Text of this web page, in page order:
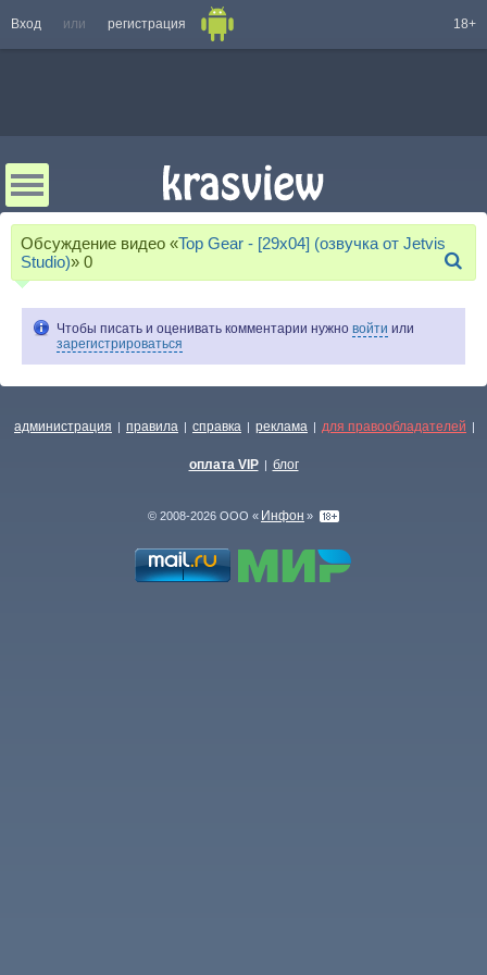
Вход или регистрация 18+
Обсуждение видео «Top Gear - [29x04] (озвучка от Jetvis
Studio)» 0
Чтобы писать и оценивать комментарии нужно войти или
зарегистрироваться
администрация | правила | справка | реклама | для правообладателей |
оплата VIP | блог
© 2008-2026 ООО « Инфон »